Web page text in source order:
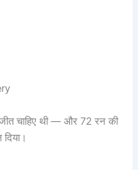
चाहिए थी — और 72 रन की